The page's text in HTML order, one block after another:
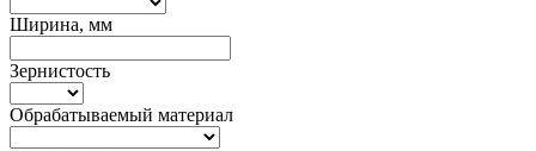
Ширина, мм
Зернистость
Обрабатываемый материал